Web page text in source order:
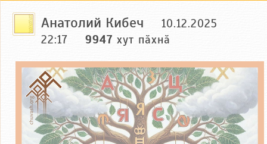
Анатолий Кибеч
10.12.2025
22:17
9947 хут пӑхнӑ